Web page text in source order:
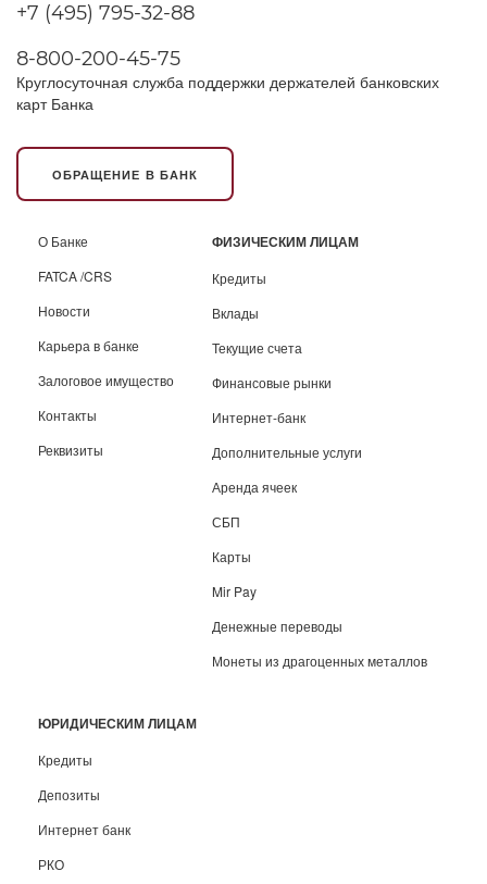
+7 (495) 795-32-88
8-800-200-45-75
Круглосуточная служба поддержки держателей банковских
карт Банка
ОБРАЩЕНИЕ В БАНК
О Банке
FATCA /CRS
Новости
Карьера в банке
Залоговое имущество
Контакты
Реквизиты
ФИЗИЧЕСКИМ ЛИЦАМ
Кредиты
Вклады
Текущие счета
Финансовые рынки
Интернет-банк
Дополнительные услуги
Аренда ячеек
СБП
Карты
Mir Pay
Денежные переводы
Монеты из драгоценных металлов
ЮРИДИЧЕСКИМ ЛИЦАМ
Кредиты
Депозиты
Интернет банк
РКО